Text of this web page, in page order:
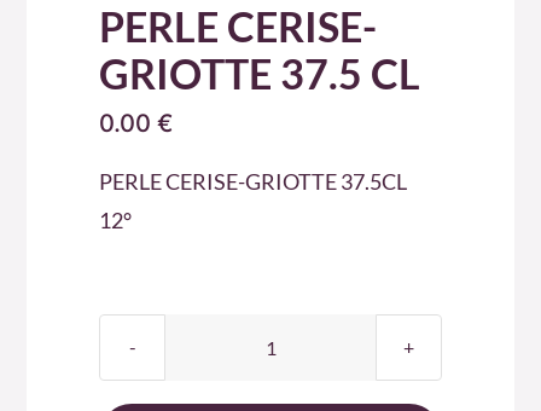
PERLE CERISE-
GRIOTTE 37.5 CL
0.00€
PERLE CERISE-GRIOTTE 37.5CL
12°
quantité